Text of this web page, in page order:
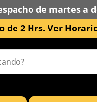
de martes a
de 2 Hrs. Ver